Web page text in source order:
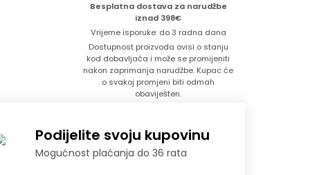
Besplatna dostava za narudžbe
iznad 398€
Vrijeme isporuke: do 3 radna dana
Dostupnost proizvoda ovisi o stanju
kod dobavljača i može se promijeniti
nakon zaprimanja narudžbe. Kupac će
o svakoj promjeni biti odmah
obaviješten.
Podijelite svoju kupovinu
Mogućnost plaćanja do 36 rata